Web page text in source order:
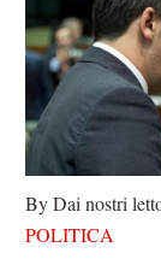
By Dai nostri
POLITICA